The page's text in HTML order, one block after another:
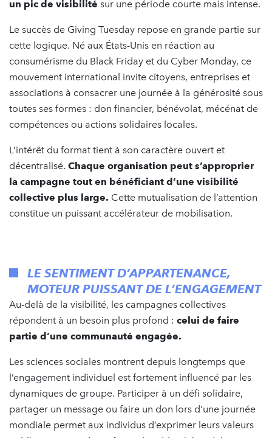
un pic de visibilité sur une période courte mais intense.
Le succès de Giving Tuesday repose en grande partie sur
cette logique. Né aux États-Unis en réaction au
consumérisme du Black Friday et du Cyber Monday, ce
mouvement international invite citoyens, entreprises et
associations à consacrer une journée à la générosité sous
toutes ses formes : don financier, bénévolat, mécénat de
compétences ou actions solidaires locales.
L’intérêt du format tient à son caractère ouvert et
décentralisé. Chaque organisation peut s’approprier
la campagne tout en bénéficiant d’une visibilité
collective plus large. Cette mutualisation de l’attention
constitue un puissant accélérateur de mobilisation.
LE SENTIMENT D’APPARTENANCE,
MOTEUR PUISSANT DE L’ENGAGEMENT
Au-delà de la visibilité, les campagnes collectives
répondent à un besoin plus profond : celui de faire
partie d’une communauté engagée.
Les sciences sociales montrent depuis longtemps que
l’engagement individuel est fortement influencé par les
dynamiques de groupe. Participer à un défi solidaire,
partager un message ou faire un don lors d’une journée
mondiale permet aux individus d’exprimer leurs valeurs